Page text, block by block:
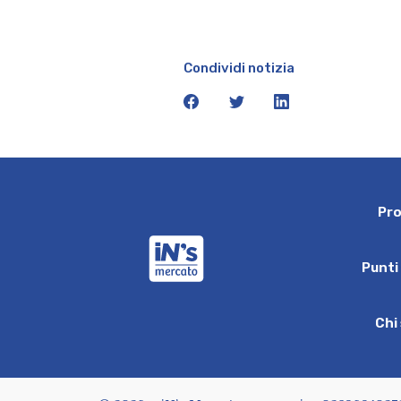
Condividi notizia
facebooktwitter
Pro
Punti
C hi